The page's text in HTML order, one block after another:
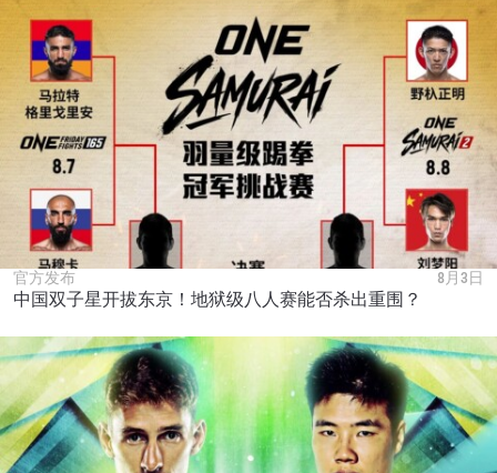
官方发布 8月3日
中国双子星开拔东京！地狱级八人赛能否杀出重围？